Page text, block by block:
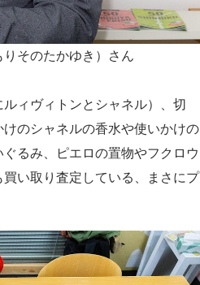
りそのたかゆき）さん
ィヴィトンとシャネル）、切
のシャネルの香水や使いかけの
るみ、ピエロの置物やフクロウ
い取り査定している、まさにプ